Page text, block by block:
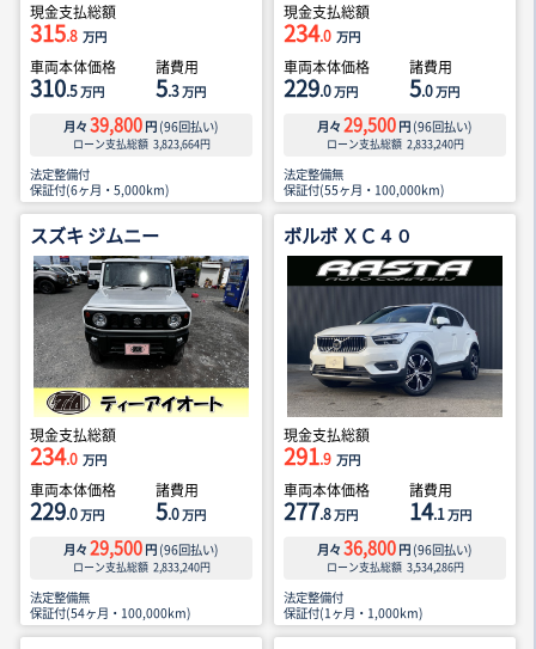
現金支払総額
315.8 万円
車両本体価格
310.5万円
諸費用
5.3万円
月々 39,800 円 (96回払い)
ローン支払総額 3,823,664円
法定整備付
保証付(6ヶ月・5,000km)
現金支払総額
234.0 万円
車両本体価格
229.0万円
諸費用
5.0万円
月々 29,500 円 (96回払い)
ローン支払総額 2,833,240円
法定整備無
保証付(55ヶ月・100,000km)
スズキ ジムニー
現金支払総額
234.0 万円
車両本体価格
229.0万円
諸費用
5.0万円
月々 29,500 円 (96回払い)
ローン支払総額 2,833,240円
法定整備無
保証付(54ヶ月・100,000km)
ボルボ ＸＣ４０
現金支払総額
291.9 万円
車両本体価格
277.8万円
諸費用
14.1万円
月々 36,800 円 (96回払い)
ローン支払総額 3,534,286円
法定整備付
保証付(1ヶ月・1,000km)